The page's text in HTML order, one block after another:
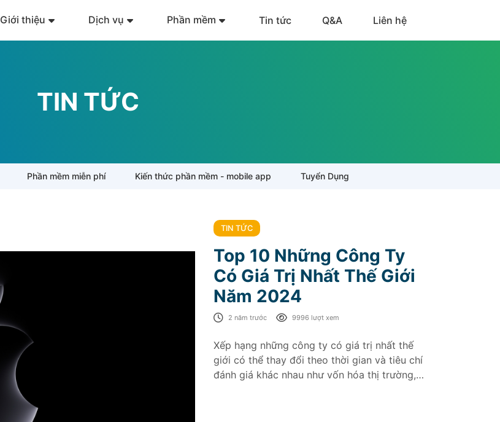
Giới thiệu Dịch vụ Phần mềm Tin tức Q&A Liên hệ
TIN TỨC
Phần mềm miễn phí Kiến thức phần mềm - mobile app Tuyển Dụng
TIN TỨC
Top 10 Những Công Ty
Có Giá Trị Nhất Thế Giới
Năm 2024
2 năm trước 9996 lượt xem
Xếp hạng những công ty có giá trị nhất thế
giới có thể thay đổi theo thời gian và tiêu chí
đánh giá khác nhau như vốn hóa thị trường,